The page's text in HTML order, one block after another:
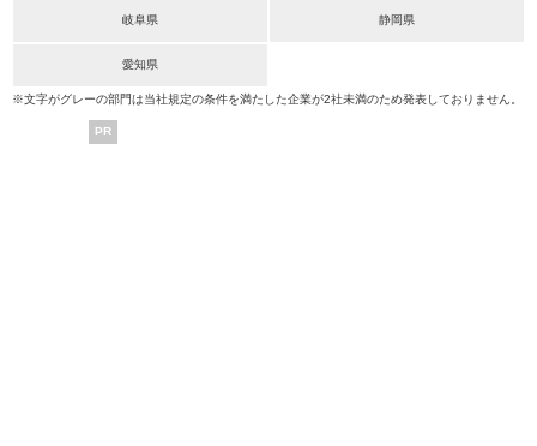
岐阜県 静岡県
愛知県
※文字がグレーの部門は当社規定の条件を満たした企業が2社未満のため発表しておりません。
PR